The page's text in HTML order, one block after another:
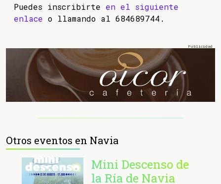
Puedes inscribirte en el siguiente
enlace o llamando al 684689744.
Otros eventos en Navia
Mini Descenso de
la Ría de Navia